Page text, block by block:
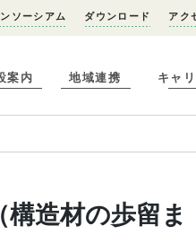
ソーシアム ダウンロード アク
案内 地域連携 キャ
構造材の歩留ま